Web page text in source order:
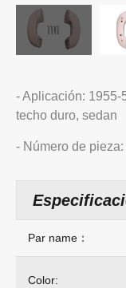
- Aplicación: 1955-
techo duro, sedan
- Número de
Par name：
Color: